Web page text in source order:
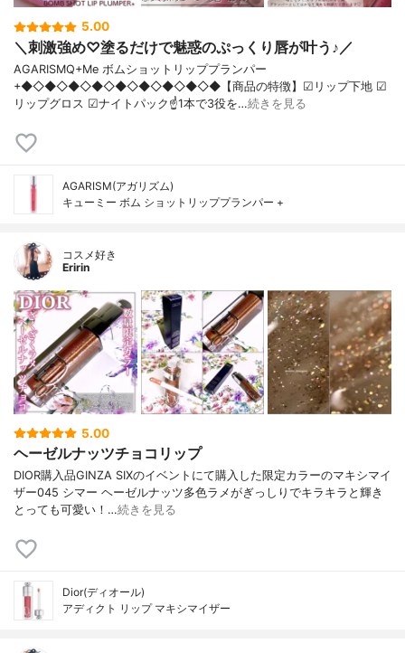
5.00
＼刺激強め♡塗るだけで魅惑のぷっくり唇が叶う♪／
AGARISMQ+Me ボムショットリッププランパー
+◆◇◆◇◆◇◆◇◆◇◆◇◆◇◆◇◆【商品の特徴】☑リップ下地 ☑
リップグロス ☑ナイトパック☝1本で3役を…続きを見る
AGARISM(アガリズム)
キューミー ボム ショットリッププランパー +
コスメ好き
Eririn
5.00
ヘーゼルナッツチョコリップ
DIOR購入品GINZA SIXのイベントにて購入した限定カラーのマキシマイ
ザー045 シマー ヘーゼルナッツ多色ラメがぎっしりでキラキラと輝き
とっても可愛い！…続きを見る
Dior(ディオール)
アディクト リップ マキシマイザー